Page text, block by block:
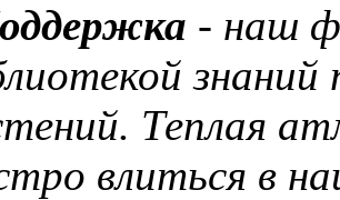
- наш
Теплая
влиться в